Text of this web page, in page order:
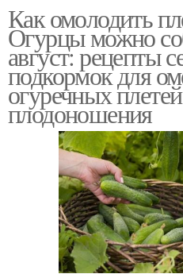
Как омолодить
Огурцы можно
август: рецепты
подкормок для
огуречных
плодоношения